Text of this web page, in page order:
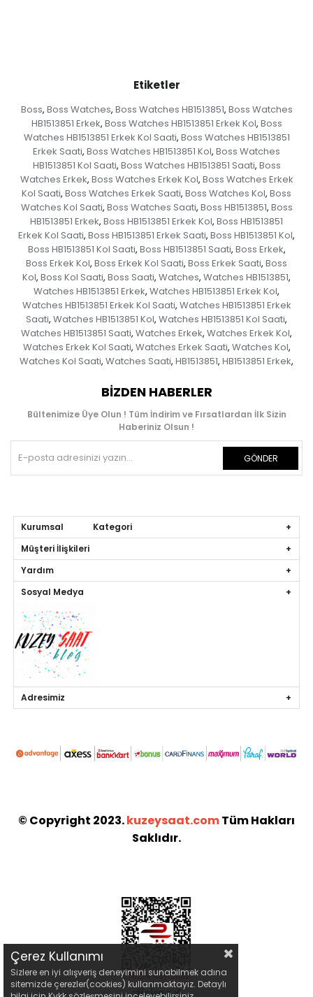
Etiketler
Boss, Boss Watches, Boss Watches HB1513851, Boss Watches
HB1513851 Erkek, Boss Watches HB1513851 Erkek Kol, Boss
Watches HB1513851 Erkek Kol Saati, Boss Watches HB1513851
Erkek Saati, Boss Watches HB1513851 Kol, Boss Watches
HB1513851 Kol Saati, Boss Watches HB1513851 Saati, Boss
Watches Erkek, Boss Watches Erkek Kol, Boss Watches Erkek
Kol Saati, Boss Watches Erkek Saati, Boss Watches Kol, Boss
Watches Kol Saati, Boss Watches Saati, Boss HB1513851, Boss
HB1513851 Erkek, Boss HB1513851 Erkek Kol, Boss HB1513851
Erkek Kol Saati, Boss HB1513851 Erkek Saati, Boss HB1513851 Kol,
Boss HB1513851 Kol Saati, Boss HB1513851 Saati, Boss Erkek,
Boss Erkek Kol, Boss Erkek Kol Saati, Boss Erkek Saati, Boss
Kol, Boss Kol Saati, Boss Saati, Watches, Watches HB1513851,
Watches HB1513851 Erkek, Watches HB1513851 Erkek Kol,
Watches HB1513851 Erkek Kol Saati, Watches HB1513851 Erkek
Saati, Watches HB1513851 Kol, Watches HB1513851 Kol Saati,
Watches HB1513851 Saati, Watches Erkek, Watches Erkek Kol,
Watches Erkek Kol Saati, Watches Erkek Saati, Watches Kol,
Watches Kol Saati, Watches Saati, HB1513851, HB1513851 Erkek,
BIZDEN HABERLER
Bültenimize Üye Olun ! Tüm İndirim ve Fırsatlardan İlk Sizin
Haberiniz Olsun !
GÖNDER
Kurumsal Kategori
Müşteri İlişkileri
Yardım
Sosyal Medya
Adresimiz
© Copyright 2023.kuzeysaat.comTüm Hakları
Saklıdır.
Çerez Kullanımı
Sizlere en iyi alışveriş deneyimini sunabilmek adına
sitemizde çerezler(cookies) kullanmaktayız. Detaylı